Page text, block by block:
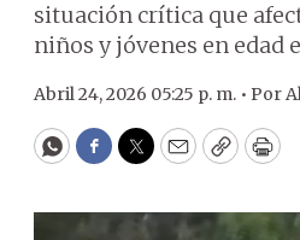
situación crítica que
niños y jóvenes en edad
Abril 24, 2026 05:25 p. m. • Por
WhatsApp
Facebook
Twitter
EmailCopy